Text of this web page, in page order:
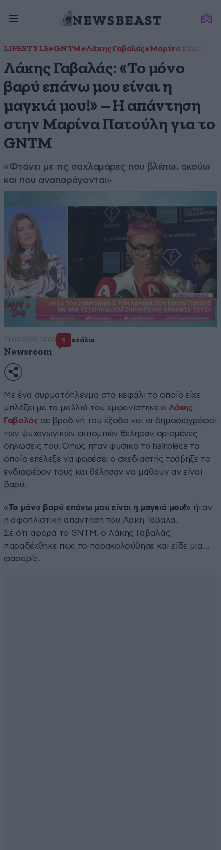
LIFESTYLE#GNTM#Λάκης Γαβαλάς#Μαρίνα Σταυράκη
Λάκης Γαβαλάς: «Το μόνο
βαρύ επάνω μου είναι η
μαγκιά μου!» – Η απάντηση
στην Μαρίνα Πατούλη για το
GNTM
«Φτάνει με τις σαχλαμάρες που βλέπω, ακούω
και που αναπαράγονται»
21·09·2022 19:03 5 σχόλια
Newsroom
Με ένα συρματόπλεγμα στο κεφάλι το οποίο είχε
μπλέξει με τα μαλλιά του εμφανίστηκε ο Λάκης
Γαβαλάς σε βραδινή του έξοδο και οι δημοσιογράφοι
των ψυχαγωγικών εκπομπών θέλησαν ορισμένες
δηλώσεις του. Όπως ήταν φυσικό το hairpiece το
οποίο επέλεξε να φορέσει ο σχεδιαστής τράβηξε το
ενδιαφέρον τους και θέλησαν να μάθουν αν είναι
βαρύ.
«Το μόνο βαρύ επάνω μου είναι η μαγκιά μου!» ήταν
η αφοπλιστική απάντηση του Λάκη Γαβαλά.
Σε ότι αφορά το GNTM, ο Λάκης Γαβαλάς
παραδέχθηκε πως το παρακολούθησε και είδε μια…
φασαρία.